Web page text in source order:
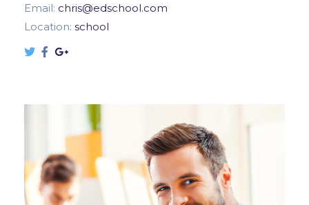
Email: chris@edschool.com
Location: school